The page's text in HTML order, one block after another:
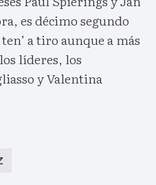
es décimo segundo
a tiro aunque a más
líderes, los
y Valentina